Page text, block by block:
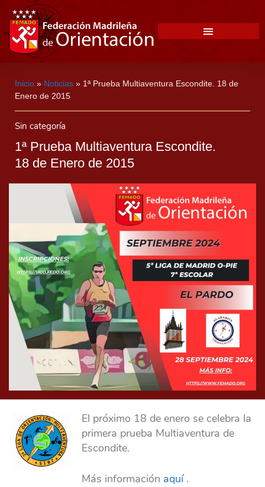
Inicio » Noticias » 1ª Prueba Multiaventura Escondite. 18 de
Enero de 2015
Sin categoría
1ª Prueba Multiaventura Escondite.
18 de Enero de 2015
El próximo 18 de enero se celebra la
primera prueba Multiaventura de
Escondite.
Más información aquí.